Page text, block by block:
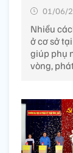
01/06/
Nhiều
ở cơ sở
giúp phụ
vòng,